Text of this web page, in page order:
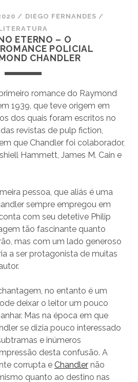
/ DIEGO FERNANDES /
ETERNO – O
POLICIAL
CHANDLER
romance do Raymond
1939, que teve origem em
dos quais foram escritos no
revistas de pulp fiction,
que Chandler foi colaborador,
Hammett, James M. Cain e
pessoa, que aliás é uma
sempre empregou em
com seu detetive Philip
tão fascinante quanto
mas com um lado generoso
a ser protagonista de muitas
no entanto é um
deixar o leitor um pouco
Mas na época em que
se dizia pouco interessado
e inúmeros
desta confusão. A
corrupta e Chandlernão
quanto ao destino nas